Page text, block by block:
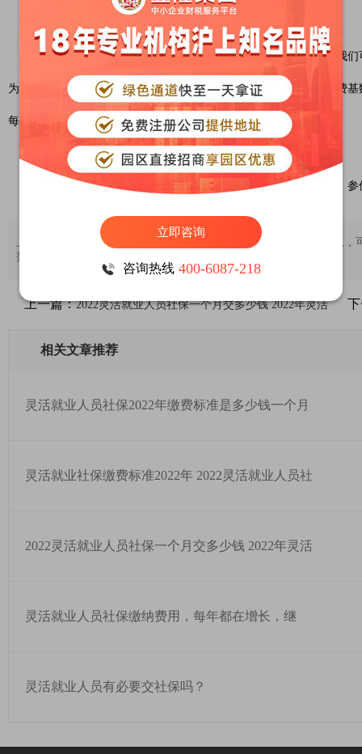
知道了灵活就业人员社保的缴费比例和缴费基数的标准之后，我们
为了减轻缴费压力，你选择按照当地最低标准缴纳社保，即社保缴费
每月需要缴纳的社保费用为3000*（20%+4%）=720元。
总的来说，如果选择最低标准进行缴纳，一个月需要几百块钱，参
上述内容仅供参考，大家如果想要了解更多上海积分落户相关信息
落户指导老师沟通，将一对一为您解答相关落户问题。
上一篇：2022灵活就业人员社保一个月交多少钱 2022年灵活
相关文章推荐
灵活就业人员社保2022年缴费标准是多少钱一个月
灵活就业社保缴费标准2022年 2022灵活就业人员社
2022灵活就业人员社保一个月交多少钱 2022年灵活
灵活就业人员社保缴纳费用，每年都在增长，继
灵活就业人员有必要交社保吗？
立即咨询
咨询热线 400-6087-218